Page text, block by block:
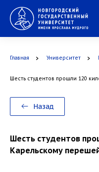
Главная Университет
Шесть студентов прошли 120
Назад
Шесть студентов
Карельскому